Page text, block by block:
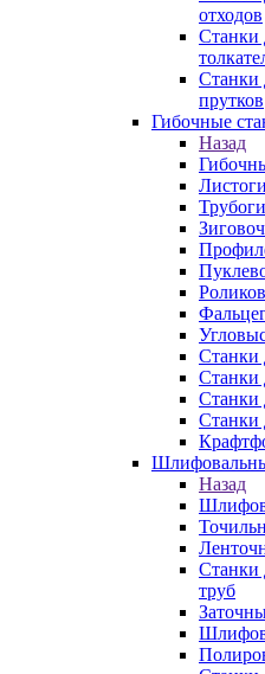
отходов
Станки
Станки
прутков
Гибочные
Назад
Станки
Станки
Станки
Станки
Назад
Станки
труб